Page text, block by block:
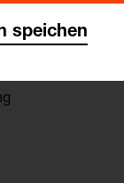
speichen